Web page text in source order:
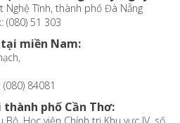
Nghệ Tĩnh, thành phố Đà Nẵng
(080) 51 303
miền Nam:
84081
phố Cần Thơ: